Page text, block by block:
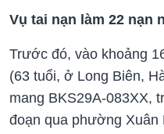
Vụ tai nạn làm 22 nạn
Trước đó, vào khoảng
(63 tuổi, ở Long Biên,
mang BKS29A-083XX,
đoạn qua phường Xuân